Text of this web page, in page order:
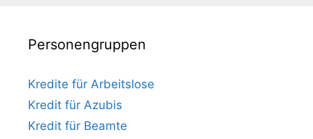
Personengruppen
Kredite für Arbeitslose
Kredit für Azubis
Kredit für Beamte